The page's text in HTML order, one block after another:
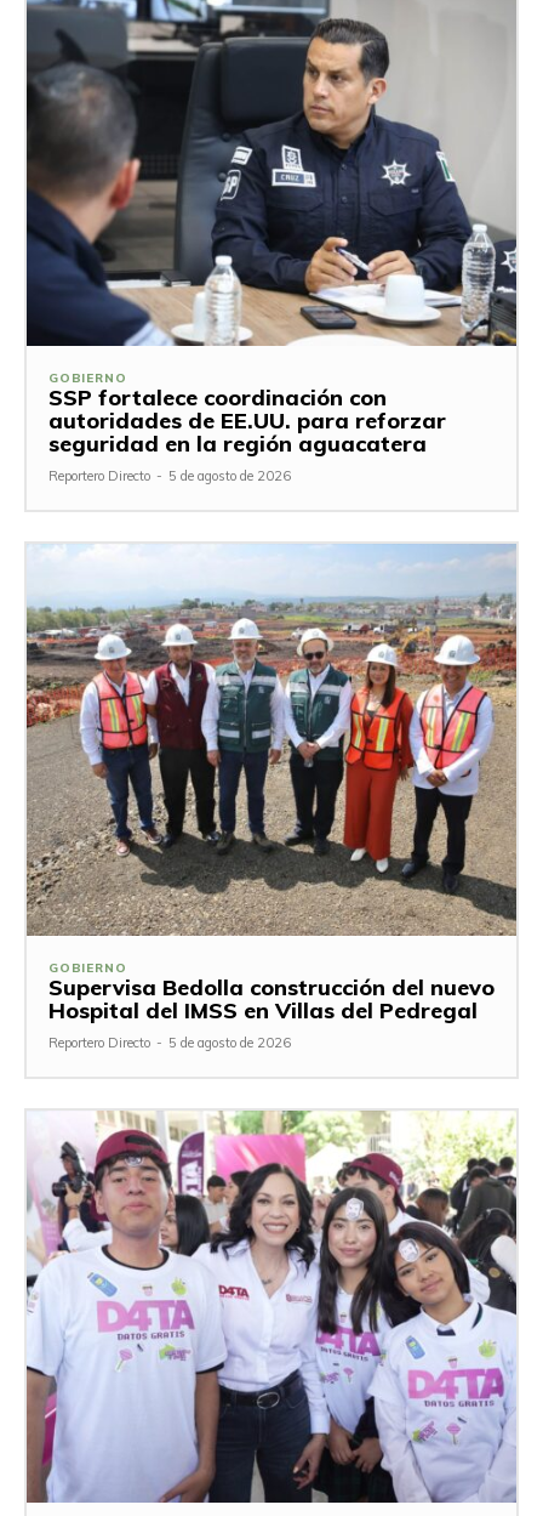
GOBIERNO
SSP fortalece coordinación con
autoridades de EE.UU. para reforzar
seguridad en la región aguacatera
Reportero Directo - 5 de agosto de 2026
GOBIERNO
Supervisa Bedolla construcción del nuevo
Hospital del IMSS en Villas del Pedregal
Reportero Directo - 5 de agosto de 2026